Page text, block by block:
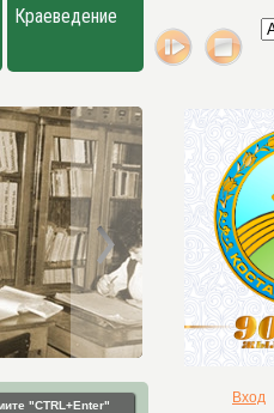
Краеведение
"CTRL+Enter" Вход